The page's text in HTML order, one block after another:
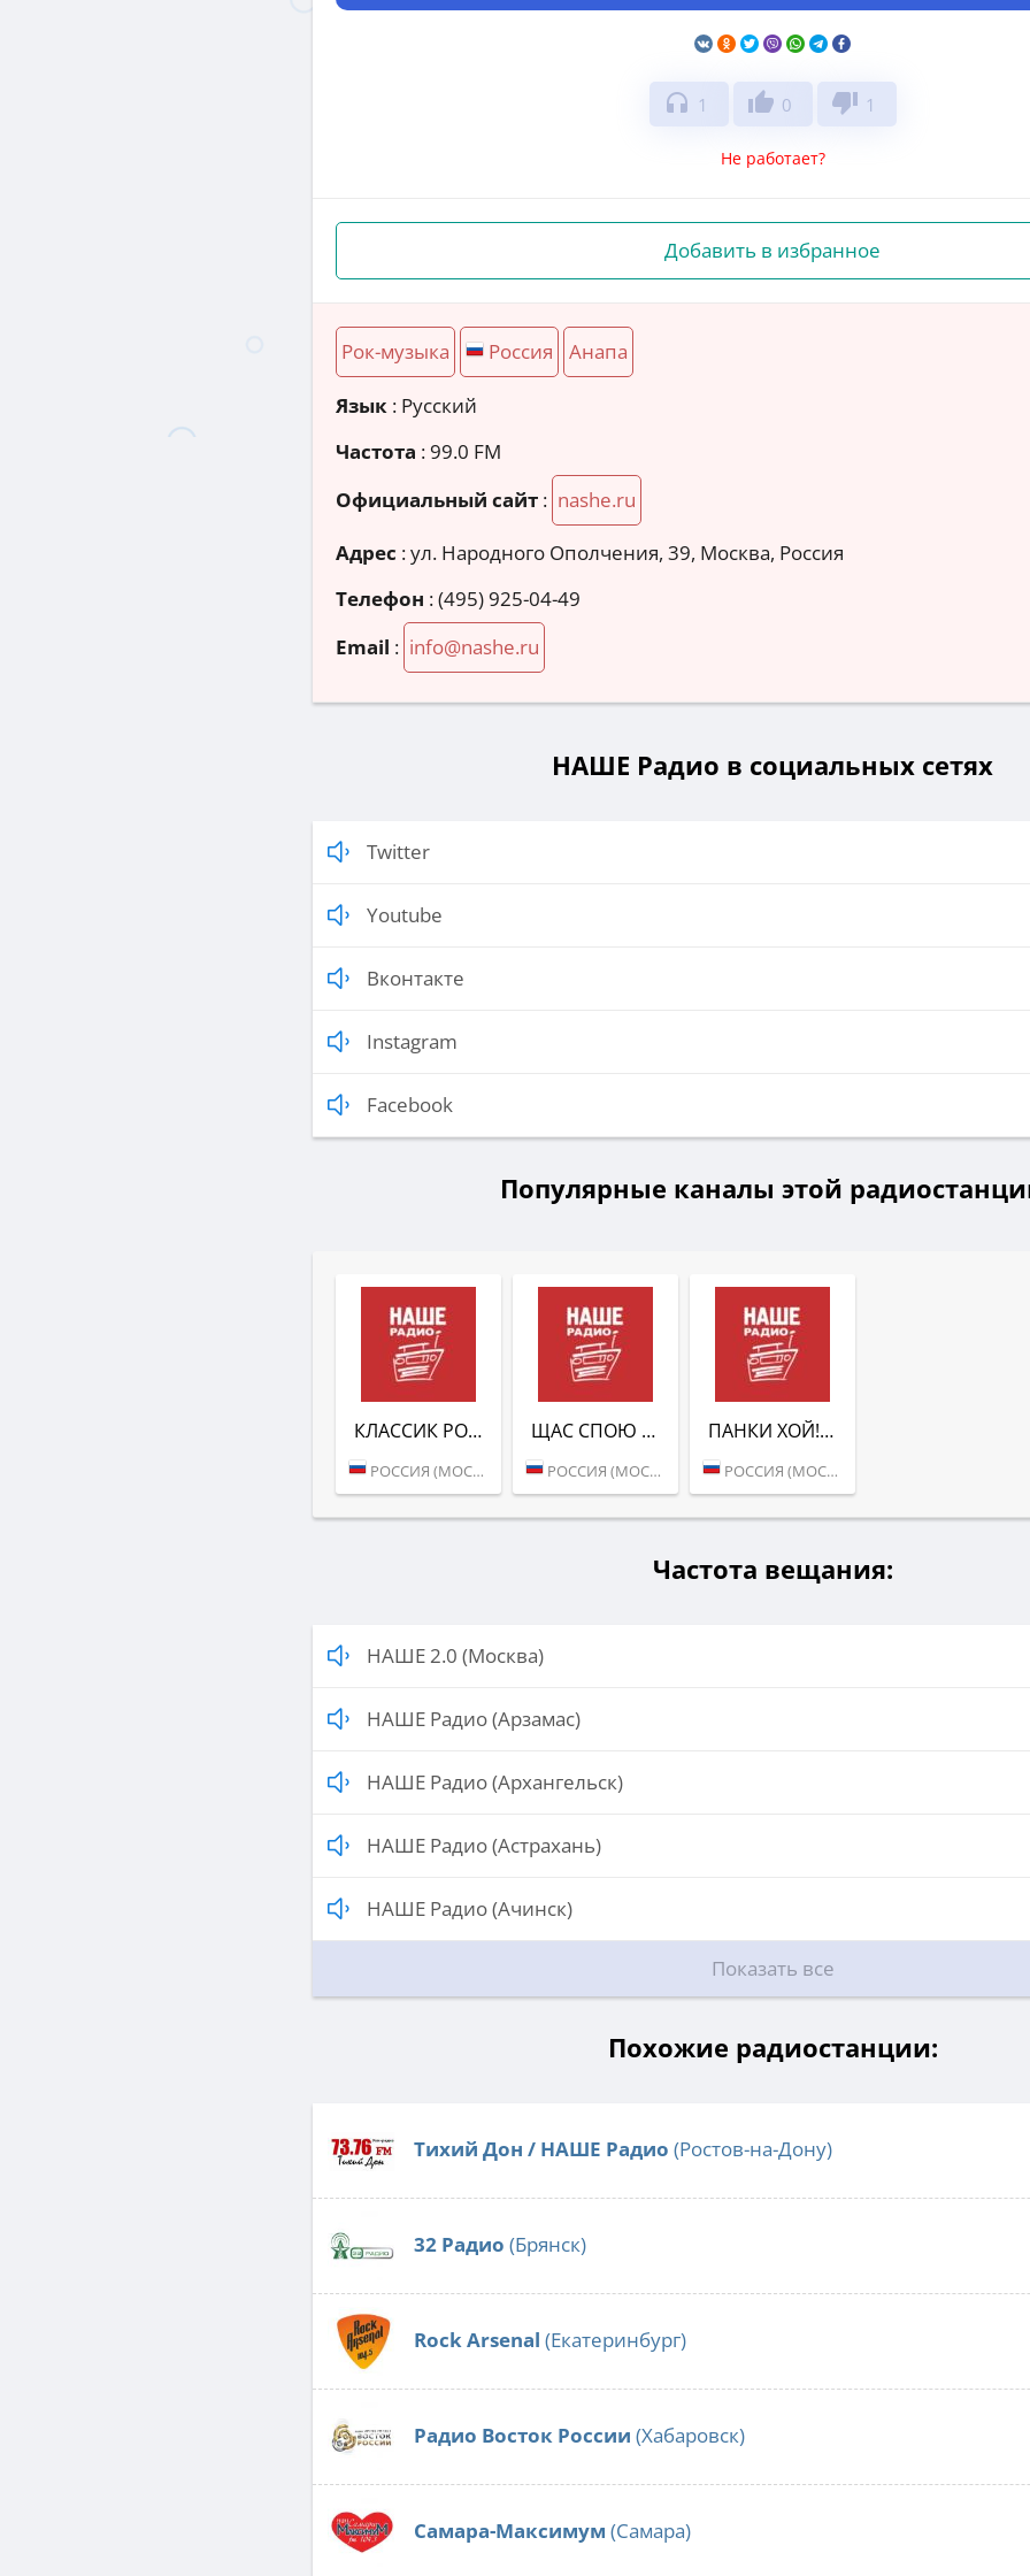
headphones 1 thumb_up 0 thumb_down 1
Не работает?
Добавить в избранное
Рок-музыка Россия Анапа
Язык : Русский
Частота : 99.0 FM
Официальный сайт : nashe.ru
Адрес :ул. Народного Ополчения, 39, Москва, Россия
Телефон :(495) 925-04-49
Email : info@nashe.ru
НАШЕ Радио в социальных сетях
Twitter
Youtube
Вконтакте
Instagram
Facebook
Популярные каналы этой
КЛАССИК РОК (НАШЕ РАДИО)
РОССИЯ (МОСКВА)
ЩАС СПОЮ (НАШЕ РАДИО)
РОССИЯ (МОСКВА)
ПАНКИ ХОЙ! (НАШЕ РАДИО)
РОССИЯ (МОСКВА)
Частота вещания:
НАШЕ 2.0 (Москва)
НАШЕ Радио (Арзамас)
НАШЕ Радио (Архангельск)
НАШЕ Радио (Астрахань)
НАШЕ Радио (Ачинск)
Показать все
Похожие радиостанции:
Тихий Дон / НАШЕ Радио (Ростов-на-Дону)
32 Радио (Брянск)
Rock Arsenal (Екатеринбург)
Радио Восток России (Хабаровск)
Самара-Максимум (Самара)